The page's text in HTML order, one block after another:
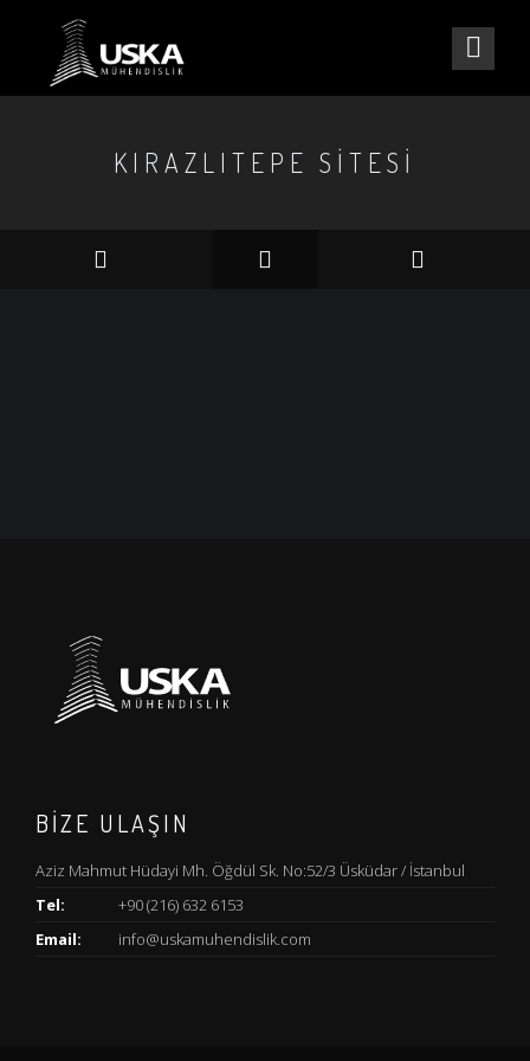
KIRAZLITEPE SİTESİ
BİZE ULAŞIN
Aziz Mahmut Hüdayi Mh. Öğdül Sk. No:52/3 Üsküdar / İstanbul
Tel:
+90 (216) 632 6153
Email:
info@uskamuhendislik.com